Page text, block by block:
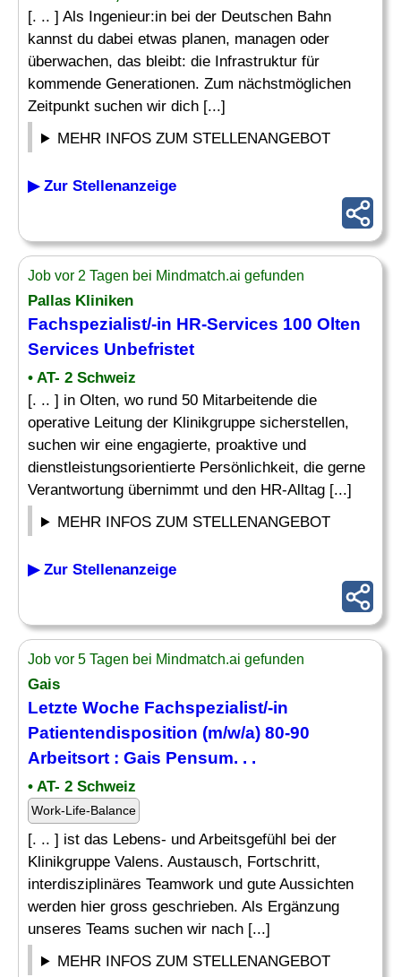
[. .. ] Als Ingenieur:in bei der Deutschen Bahn
kannst du dabei etwas planen, managen oder
überwachen, das bleibt: die Infrastruktur für
kommende Generationen. Zum nächstmöglichen
Zeitpunkt suchen wir dich [...]
MEHR INFOS ZUM STELLENANGEBOT
▶ Zur Stellenanzeige
Job vor 2 Tagen bei Mindmatch.ai gefunden
Pallas Kliniken
Fachspezialist/-in HR-Services 100 Olten
Services Unbefristet
• AT- 2 Schweiz
[. .. ] in Olten, wo rund 50 Mitarbeitende die
operative Leitung der Klinikgruppe sicherstellen,
suchen wir eine engagierte, proaktive und
dienstleistungsorientierte Persönlichkeit, die gerne
Verantwortung übernimmt und den HR-Alltag [...]
MEHR INFOS ZUM STELLENANGEBOT
▶ Zur Stellenanzeige
Job vor 5 Tagen bei Mindmatch.ai gefunden
Gais
Letzte Woche Fachspezialist/-in
Patientendisposition (m/w/a) 80-90
Arbeitsort : Gais Pensum. . .
• AT- 2 Schweiz
Work-Life-Balance
[. .. ] ist das Lebens- und Arbeitsgefühl bei der
Klinikgruppe Valens. Austausch, Fortschritt,
interdisziplinäres Teamwork und gute Aussichten
werden hier gross geschrieben. Als Ergänzung
unseres Teams suchen wir nach [...]
MEHR INFOS ZUM STELLENANGEBOT